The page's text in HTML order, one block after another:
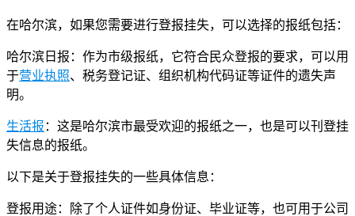
在哈尔滨，如果您需要进行登报挂失，可以选择的报纸包括：
哈尔滨日报：作为市级报纸，它符合民众登报的要求，可以用
于营业执照、税务登记证、组织机构代码证等证件的遗失声
明。
生活报 ：这是哈尔滨市最受欢迎的报纸之一，也是可以刊登挂
失信息的报纸。
以下是关于登报挂失的一些具体信息：
登报用途：除了个人证件如身份证、毕业证等，也可用于公司